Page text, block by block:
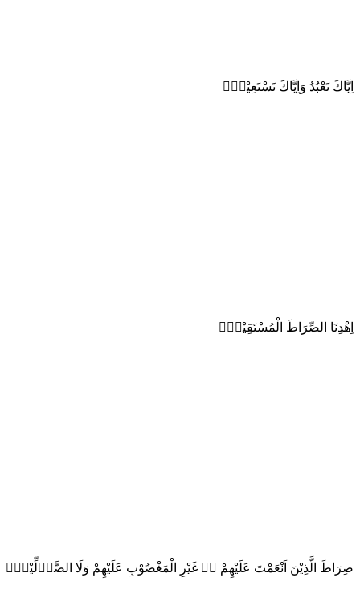
اِيَّاكَ نَعْبُدُ وَاِيَّاكَ نَسْتَعِيْنُۗ
اِهْدِنَا الصِّرَاطَ الْمُسْتَقِيْمَۙ
صِرَاطَ الَّذِيْنَ اَنْعَمْتَ عَلَيْهِمْ ەۙ غَيْرِ الْمَغْضُوْبِ عَلَيْهِمْ وَلَا الضَّاۤلِّيْنَࣖ